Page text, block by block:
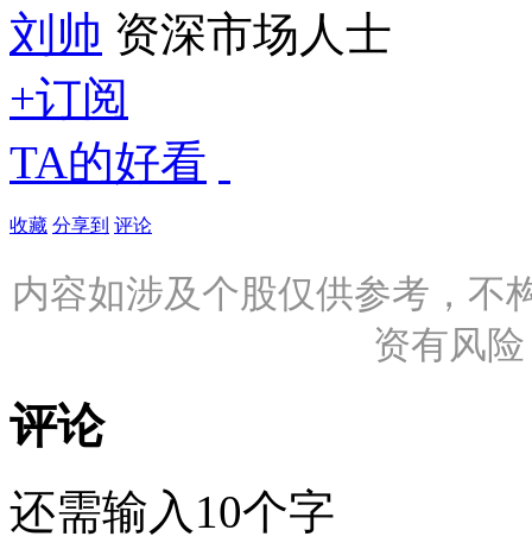
刘帅 资深市场人士
+订阅
TA的好看
收藏 分享到 评论
内容如涉及个股仅供参考，不
资有风
评论
还需输入10个字